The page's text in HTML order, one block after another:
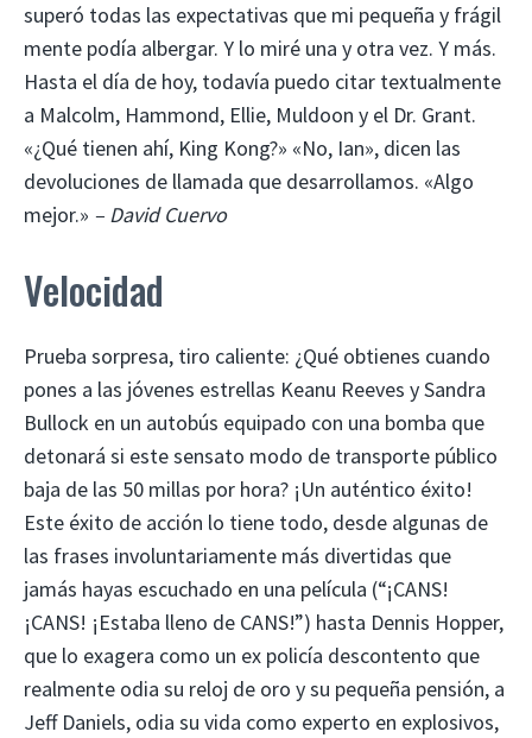
superó todas las expectativas que mi pequeña y frágil
mente podía albergar. Y lo miré una y otra vez. Y más.
Hasta el día de hoy, todavía puedo citar textualmente
a Malcolm, Hammond, Ellie, Muldoon y el Dr. Grant.
«¿Qué tienen ahí, King Kong?» «No, Ian», dicen las
devoluciones de llamada que desarrollamos. «Algo
mejor.» – David Cuervo
Velocidad
Prueba sorpresa, tiro caliente: ¿Qué obtienes cuando
pones a las jóvenes estrellas Keanu Reeves y Sandra
Bullock en un autobús equipado con una bomba que
detonará si este sensato modo de transporte público
baja de las 50 millas por hora? ¡Un auténtico éxito!
Este éxito de acción lo tiene todo, desde algunas de
las frases involuntariamente más divertidas que
jamás hayas escuchado en una película (“¡CANS!
¡CANS! ¡Estaba lleno de CANS!”) hasta Dennis Hopper,
que lo exagera como un ex policía descontento que
realmente odia su reloj de oro y su pequeña pensión, a
Jeff Daniels, odia su vida como experto en explosivos,